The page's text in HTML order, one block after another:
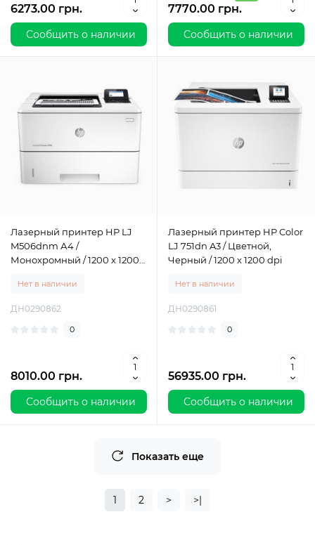
6273.00 грн.
Сообщить о наличии
7770.00 грн.
Сообщить о наличии
Лазерный принтер HP LJ
M506dnm А4 /
Монохромный / 1200 x 1200
Нет в наличии
ДН0290862
0
8010.00 грн.
Сообщить о наличии
Лазерный принтер HP Color
LJ 751dn A3 / Цветной,
Черный / 1200 x 1200 dpi
Нет в наличии
ДН0290861
0
56935.00 грн.
Сообщить о наличии
Показать еще
1 2 > >|